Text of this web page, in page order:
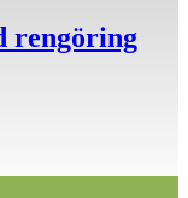
rengöring